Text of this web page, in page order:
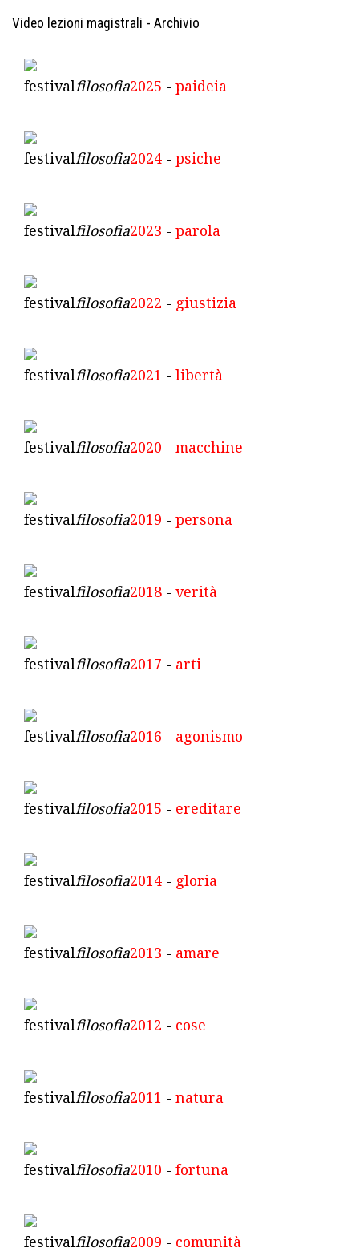
Video lezioni magistrali - Archivio
festivalfilosofia2025 - paideia
festivalfilosofia2024 - psiche
festivalfilosofia2023 - parola
festivalfilosofia2022 - giustizia
festivalfilosofia2021 - libertà
festivalfilosofia2020 - macchine
festivalfilosofia2019 - persona
festivalfilosofia2018 - verità
festivalfilosofia2017 - arti
festivalfilosofia2016 - agonismo
festivalfilosofia2015 - ereditare
festivalfilosofia2014 - gloria
festivalfilosofia2013 - amare
festivalfilosofia2012 - cose
festivalfilosofia2011 - natura
festivalfilosofia2010 - fortuna
festivalfilosofia2009 - comunità